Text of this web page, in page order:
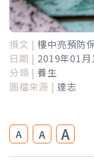
撰文 | 樓中亮預防
日期 | 2019年01月
分類 | 養生
圖檔來源 | 達志
A A A